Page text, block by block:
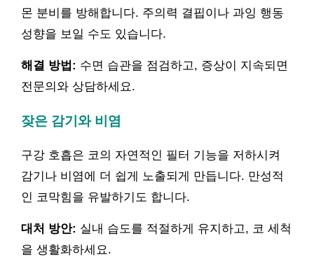
몬 분비를 방해합니다. 주의력 결핍이나 과잉 행동
성향을 보일 수도 있습니다.
해결 방법: 수면 습관을 점검하고, 증상이 지속되면
전문의와 상담하세요.
잦은 감기와 비염
구강 호흡은 코의 자연적인 필터 기능을 저하시켜
감기나 비염에 더 쉽게 노출되게 만듭니다. 만성적
인 코막힘을 유발하기도 합니다.
대처 방안: 실내 습도를 적절하게 유지하고, 코 세척
을 생활화하세요.